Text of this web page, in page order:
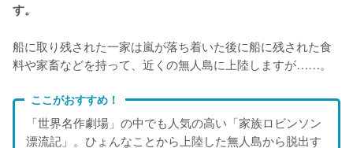
す。
船に取り残された一家は嵐が落ち着いた後に船に残された食
料や家畜などを持って、近くの無人島に上陸しますが……。
ここがおすすめ！
「世界名作劇場」の中でも人気の高い「家族ロビンソン
漂流記」。ひょんなことから上陸した無人島から脱出す